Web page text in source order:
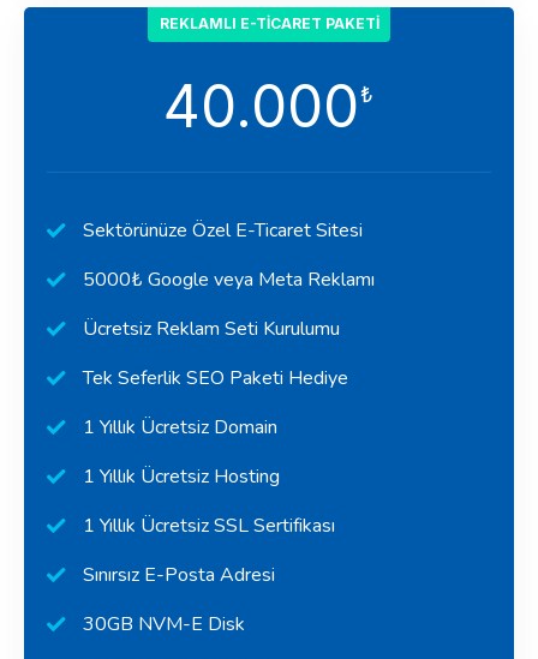
REKLAMLI E-TICARET PAKETI
40.000₺
Sektörünüze Özel E-Ticaret Sitesi
5000₺ Google veya Meta Reklamı
Ücretsiz Reklam Seti Kurulumu
Tek Seferlik SEO Paketi Hediye
1 Yıllık Ücretsiz Domain
1 Yıllık Ücretsiz Hosting
1 Yıllık Ücretsiz SSL Sertifikası
Sınırsız E-Posta Adresi
30GB NVM-E Disk